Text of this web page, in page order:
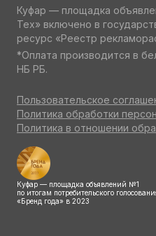
Куфар — площадка
Тех» включено в
ресурс «Реестр
*Оплата производится в
НБ РБ.
Пользовательское
Политика обработки
Политика в отношении
Куфар — площадка объявлений №1
по итогам потребительского
«Бренд года» в 2023